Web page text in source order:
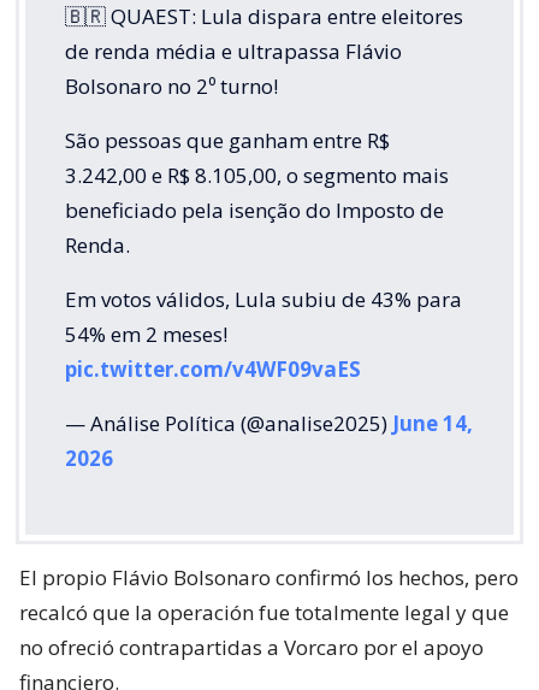
🇧🇷 QUAEST: Lula dispara entre eleitores
de renda média e ultrapassa Flávio
Bolsonaro no 2⁰ turno!
São pessoas que ganham entre R$
3.242,00 e R$ 8.105,00, o segmento mais
beneficiado pela isenção do Imposto de
Renda.
Em votos válidos, Lula subiu de 43% para
54% em 2 meses!
pic.twitter.com/v4WF09vaES
— Análise Política (@analise2025) June 14,
2026
El propio Flávio Bolsonaro confirmó los hechos, pero
recalcó que la operación fue totalmente legal y que
no ofreció contrapartidas a Vorcaro por el apoyo
financiero.